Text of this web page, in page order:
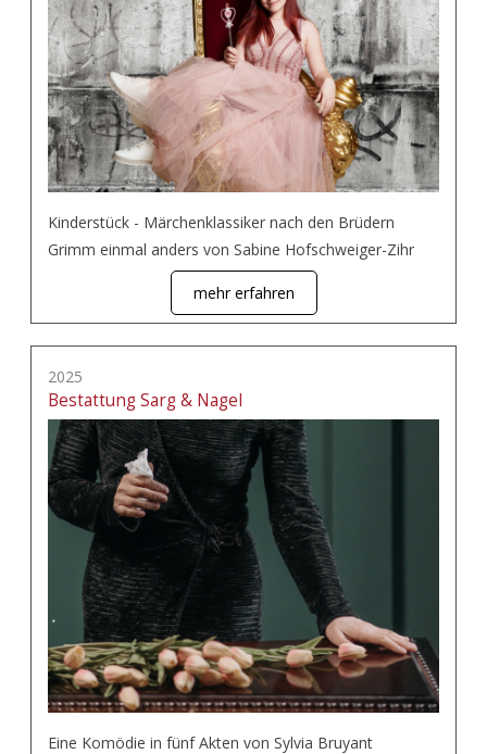
Kinderstück - Märchenklassiker nach den Brüdern
Grimm einmal anders von Sabine Hofschweiger-Zihr
mehr erfahren
2025
Bestattung Sarg & Nagel
Eine Komödie in fünf Akten von Sylvia Bruyant